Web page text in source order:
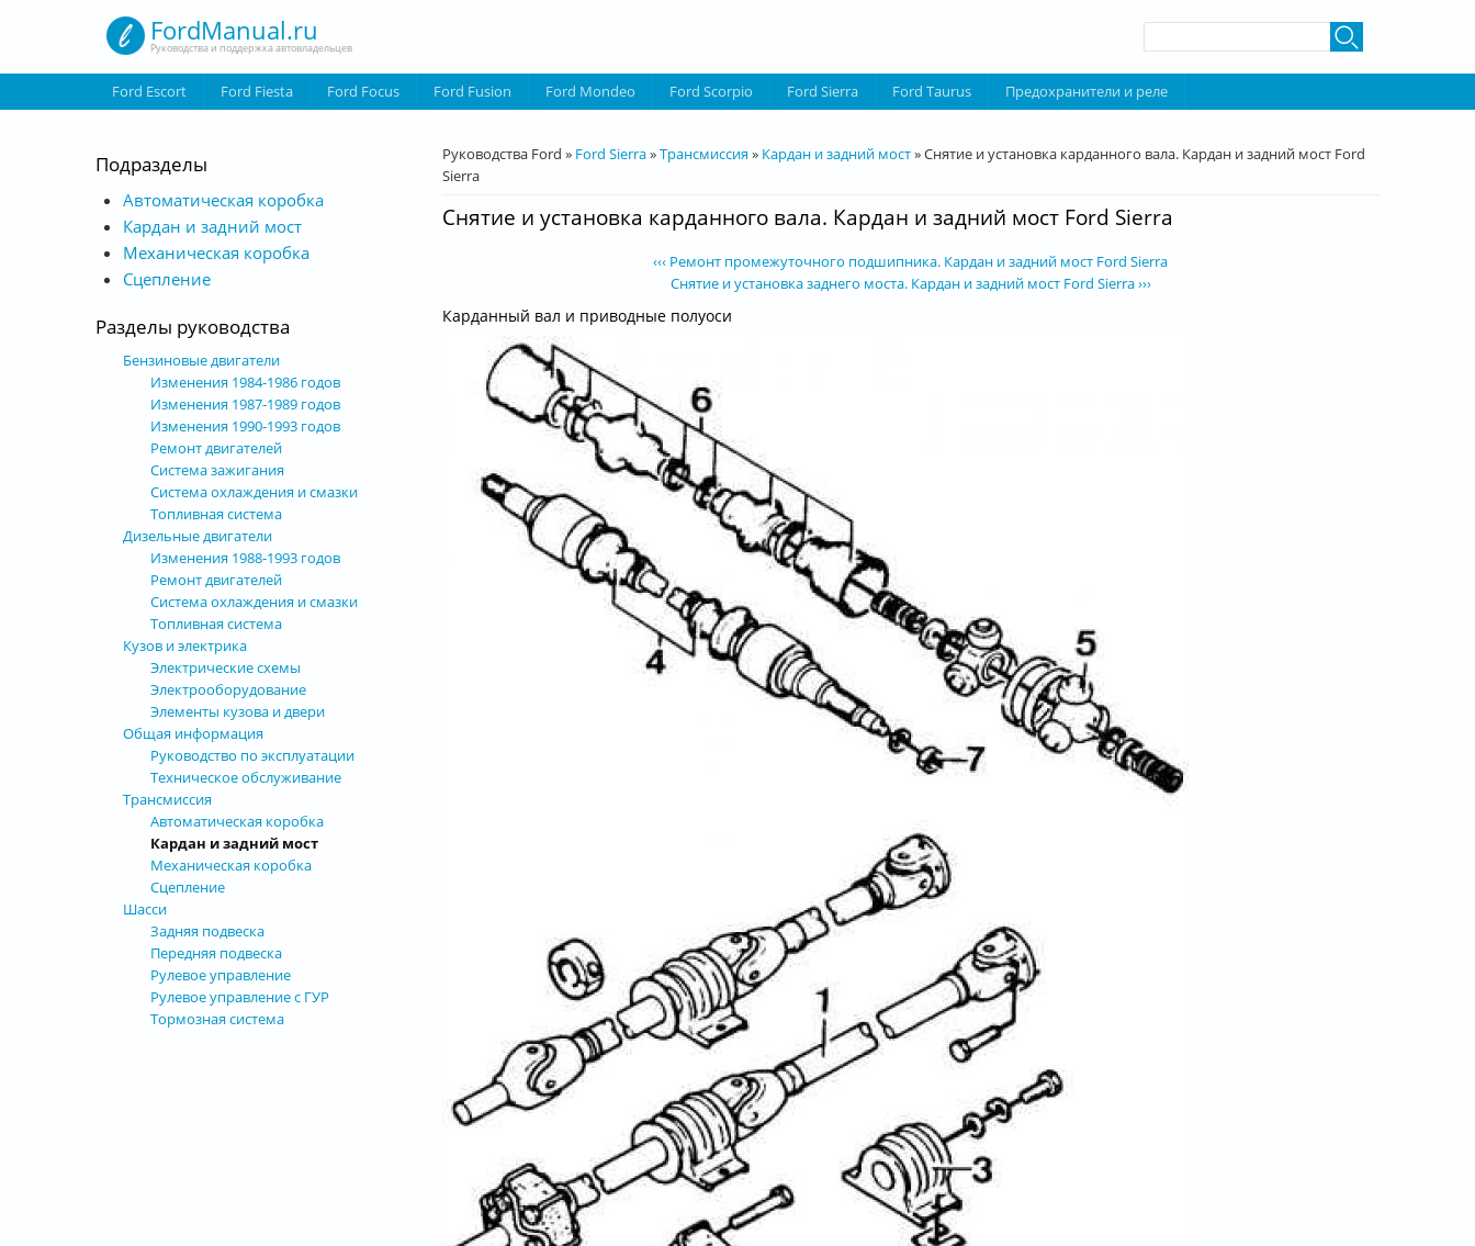
FordManual.ru
Руководства и поддержка автовладельцев
Ford Escort Ford Fiesta Ford Focus Ford Fusion Ford Mondeo Ford Scorpio Ford Sierra Ford Taurus Предохранители и реле
Вы здесь
Руководства Ford » Ford Sierra»Трансмиссия» Кардан и задний мост»Снятие и установка карданного вала. Кардан и задний мост Ford
Sierra
Снятие и установка карданного вала. Кардан и задний мост Ford Sierra
‹‹‹ Ремонт промежуточного подшипника. Кардан и задний мост Ford Sierra
Снятие и установка заднего моста. Кардан и задний мост Ford Sierra ›››
Карданный вал и приводные полуоси
Подразделы
Автоматическая коробка
Кардан и задний мост
Механическая коробка
Сцепление
Разделы руководства
Бензиновые двигатели
Изменения 1984-1986 годов
Изменения 1987-1989 годов
Изменения 1990-1993 годов
Ремонт двигателей
Система зажигания
Система охлаждения и смазки
Топливная система
Дизельные двигатели
Изменения 1988-1993 годов
Ремонт двигателей
Система охлаждения и смазки
Топливная система
Кузов и электрика
Электрические схемы
Электрооборудование
Элементы кузова и двери
Общая информация
Руководство по эксплуатации
Техническое обслуживание
Трансмиссия
Автоматическая коробка
Кардан и задний мост
Механическая коробка
Сцепление
Шасси
Задняя подвеска
Передняя подвеска
Рулевое управление
Рулевое управление с ГУР
Тормозная система